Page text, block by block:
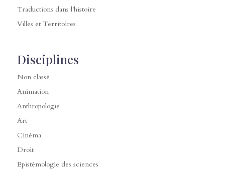
Traductions dans l'histoire
Villes et Territoires
Disciplines
Non classé
Animation
Anthropologie
Art
Cinéma
Droit
Epistémologie des sciences